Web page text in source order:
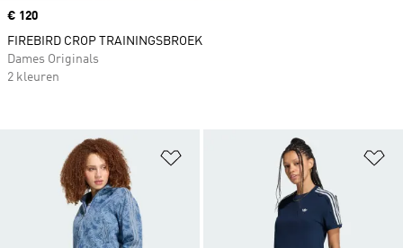
Op verlanglijst zetten
Price
€ 120
FIREBIRD CROP TRAININGSBROEK
Dames Originals
2 kleuren